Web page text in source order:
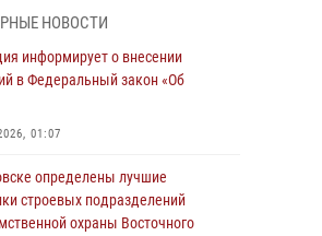
тыловых подразделений
2026, 00:00
информирование личного
вопросам реализации
права
НОВОСТИ
информирует о внесении
в Федеральный закон «Об
01:07
определены лучшие
строевых подразделений
охраны Восточного